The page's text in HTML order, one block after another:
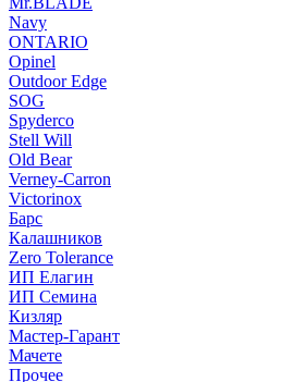
Navy
ONTARIO
Opinel
Outdoor Edge
SOG
Spyderco
Stell Will
Old Bear
Verney-Carron
Victorinox
Барс
Калашников
Zero Tolerance
ИП Елагин
ИП Семина
Кизляр
Мастер-Гарант
Мачете
Прочее